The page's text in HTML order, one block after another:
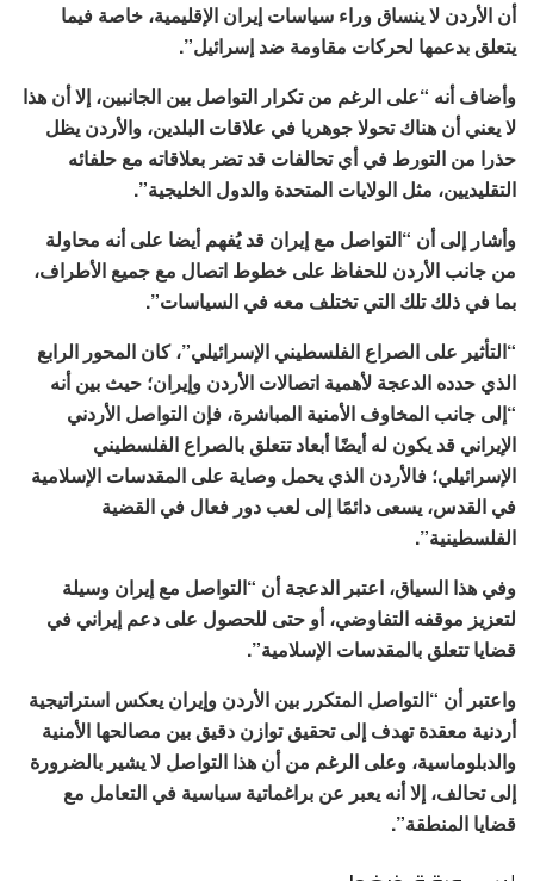
أن الأردن لا ينساق وراء سياسات إيران الإقليمية، خاصة فيما
يتعلق بدعمها لحركات مقاومة ضد إسرائيل”.
وأضاف أنه “على الرغم من تكرار التواصل بين الجانبين، إلا أن هذا
لا يعني أن هناك تحولا جوهريا في علاقات البلدين، والأردن يظل
حذرا من التورط في أي تحالفات قد تضر بعلاقاته مع حلفائه
التقليديين، مثل الولايات المتحدة والدول الخليجية”.
وأشار إلى أن “التواصل مع إيران قد يُفهم أيضا على أنه محاولة
من جانب الأردن للحفاظ على خطوط اتصال مع جميع الأطراف،
بما في ذلك تلك التي تختلف معه في السياسات”.
“التأثير على الصراع الفلسطيني الإسرائيلي”، كان المحور الرابع
الذي حدده الدعجة لأهمية اتصالات الأردن وإيران؛ حيث بين أنه
“إلى جانب المخاوف الأمنية المباشرة، فإن التواصل الأردني
الإيراني قد يكون له أيضًا أبعاد تتعلق بالصراع الفلسطيني
الإسرائيلي؛ فالأردن الذي يحمل وصاية على المقدسات الإسلامية
في القدس، يسعى دائمًا إلى لعب دور فعال في القضية
الفلسطينية”.
وفي هذا السياق، اعتبر الدعجة أن “التواصل مع إيران وسيلة
لتعزيز موقفه التفاوضي، أو حتى للحصول على دعم إيراني في
قضايا تتعلق بالمقدسات الإسلامية”.
واعتبر أن “التواصل المتكرر بين الأردن وإيران يعكس استراتيجية
أردنية معقدة تهدف إلى تحقيق توازن دقيق بين مصالحها الأمنية
والدبلوماسية، وعلى الرغم من أن هذا التواصل لا يشير بالضرورة
إلى تحالف، إلا أنه يعبر عن براغماتية سياسية في التعامل مع
قضايا المنطقة”.